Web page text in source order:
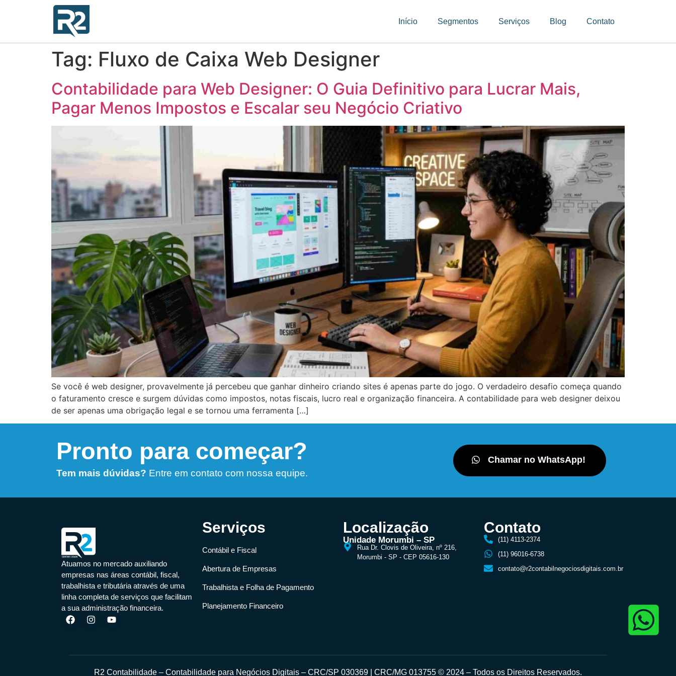
Início Segmentos Serviços Blog Contato
Tag: Fluxo de Caixa Web Designer
Contabilidade para Web Designer: O Guia Definitivo para Lucrar Mais,
Pagar Menos Impostos e Escalar seu Negócio Criativo
Se você é web designer, provavelmente já percebeu que ganhar dinheiro criando sites é apenas parte do jogo. O verdadeiro desafio começa quando
o faturamento cresce e surgem dúvidas como impostos, notas fiscais, lucro real e organização financeira. A contabilidade para web designer deixou
de ser apenas uma obrigação legal e se tornou uma ferramenta […]
Pronto para começar?
Tem mais dúvidas? Entre em contato com nossa equipe.
Chamar no WhatsApp!
Atuamos no mercado auxiliando
empresas nas áreas contábil, fiscal,
trabalhista e tributária através de uma
linha completa de serviços que facilitam
a sua administração financeira.
Serviços
Contábil e Fiscal
Abertura de Empresas
Trabalhista e Folha de Pagamento
Planejamento Financeiro
Localização
Unidade Morumbi – SP
Rua Dr. Clovis de Oliveira, nº 216,
Morumbi - SP - CEP 05616-130
Contato
(11) 4113-2374
(11) 96016-6738
contato@r2contabilnegociosdigitais.com.br
R2 Contabilidade – Contabilidade para Negócios Digitais – CRC/SP 030369 | CRC/MG 013755 © 2024 – Todos os Direitos Reservados.